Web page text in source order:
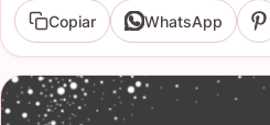
Copiar WhatsApp